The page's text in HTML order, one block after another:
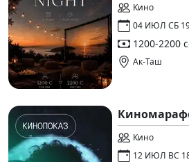
Кино
04 ИЮЛ СБ
1200-2200
Ак-Таш
Кино
12 ИЮЛ ВС